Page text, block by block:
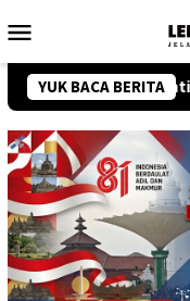
ke
Mobile
YUK BACA BERITA
Lebih Intim dan